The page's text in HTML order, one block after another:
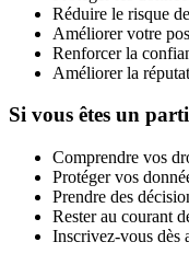
Réduire le risque
Améliorer votre
Renforcer la
Améliorer la
Si vous êtes un
Comprendre vos
Protéger vos
Prendre des
Rester au courant
Inscrivez-vous dès